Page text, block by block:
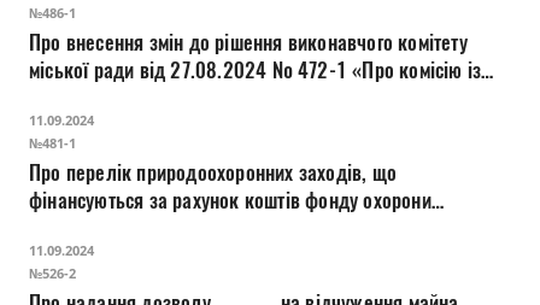
№486-1
Про внесення змін до рішення виконавчого комітету
міської ради від 27.08.2024 № 472-1 «Про комісію із
догляду»
11.09.2024
№481-1
Про перелік природоохоронних заходів, що
фінансуються за рахунок коштів фонду охорони
територіальної громади у 2024 році у новій редакції
11.09.2024
№526-2